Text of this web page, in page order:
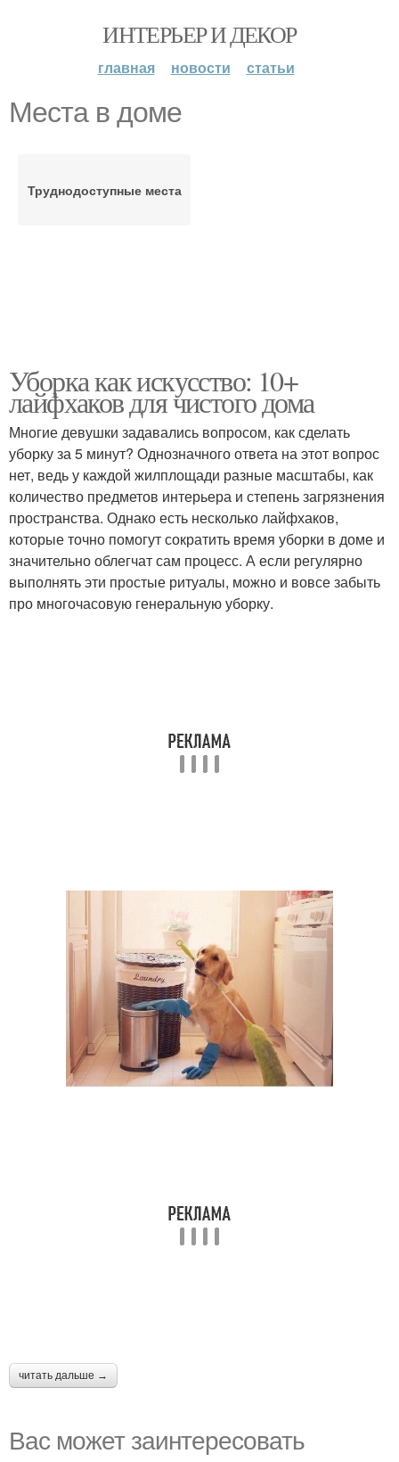
ИНТЕРЬЕР И ДЕКОР
главная новости статьи
Места в доме
Труднодоступные места
Уборка как искусство: 10+
лайфхаков для чистого дома
Многие девушки задавались вопросом, как сделать
уборку за 5 минут? Однозначного ответа на этот вопрос
нет, ведь у каждой жилплощади разные масштабы, как
количество предметов интерьера и степень загрязнения
пространства. Однако есть несколько лайфхаков,
которые точно помогут сократить время уборки в доме и
значительно облегчат сам процесс. А если регулярно
выполнять эти простые ритуалы, можно и вовсе забыть
про многочасовую генеральную уборку.
читать дальше →
Вас может заинтересовать